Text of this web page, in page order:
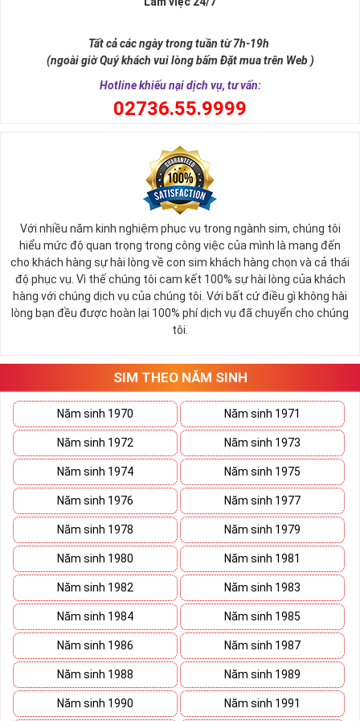
DK TK159 0782836734
Ưu đãi sim MobiFone TK159 :
Data tốc độ cao:6GB/ngày- Miễn phí truy cập TikTok,
Facebook, Youtube.
Phút gọi: Miễn phí tất cả các cuộc gọi nội mạng dưới
Thời gian sử dụng:30 ngày tính từ ngày đăng ký thành
Đối tượng đăng ký:
Tất cả các thuê bao trả trước và trả sau của MobiFone
nằm trong danh sách đăng ký hoặc đã được nhận tin
nhắn mời đăng ký từ MobiFone.
Các sim có trung bình chi tiêu dưới mức 159K/tháng
trở lên thường sẽ nhận được tin nhắn mời đăng ký.
Các thuê bao trả trước hòa mạng trước ngày sau ngày
15/6/2023 có thể đăng ký theo chương trình hòa
Thuê bảo chuyển từ mạng khác sang: Các thuê bao
chuyển từ mạng viễn thông khác sang mạng MobiFone
có thể sẽ được hưởng ưu đãi và có thể đăng ký gói
TK159
Giá cước:159.000 đồng
Thời hạn sử dụng 30 ngày
Tất cả các ngày trong tuần từ 7h-19h
(ngoài giờ Quý khách vui lòng bấm Đặt mua trên Web )
Hotline khiếu nại dịch vụ, tư vấn:
02736.55.9999
Với nhiều năm kinh nghiệm phục vụ trong ngành sim, chúng tôi
hiểu mức độ quan trọng trong công việc của mình là mang đến
cho khách hàng sự hài lòng về con sim khách hàng chọn và cả thái
độ phục vụ. Vì thế chúng tôi cam kết 100% sự hài lòng của khách
hàng với chúng dịch vụ của chúng tôi. Với bất cứ điều gì không hài
lòng bạn đều được hoàn lại 100% phí dịch vụ đã chuyển cho chúng
tôi.
SIM THEO NĂM SINH
Năm sinh 1970 Năm sinh 1971
Năm sinh 1972 Năm sinh 1973
Năm sinh 1974 Năm sinh 1975
Năm sinh 1976 Năm sinh 1977
Năm sinh 1978 Năm sinh 1979
Năm sinh 1980 Năm sinh 1981
Năm sinh 1982 Năm sinh 1983
Năm sinh 1984 Năm sinh 1985
Năm sinh 1986 Năm sinh 1987
Năm sinh 1988 Năm sinh 1989
Năm sinh 1990 Năm sinh 1991